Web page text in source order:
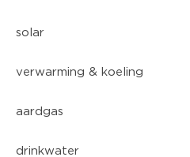
solar
verwarming & koeling
aardgas
drinkwater